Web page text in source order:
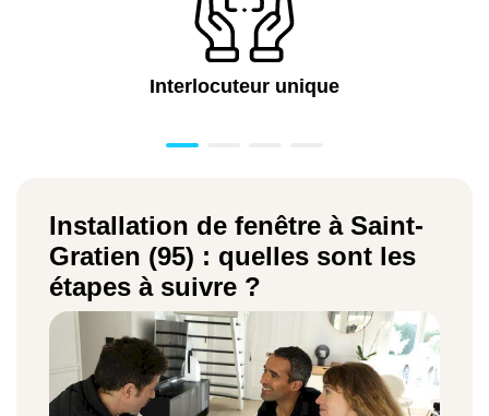
Interlocuteur unique
Installation de fenêtre à Saint-
Gratien (95) : quelles sont les
étapes à suivre ?